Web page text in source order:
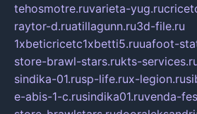
tehosmotre.ruvarieta-yug.ru
raytor-d.ruatillagunn.ru3d-file.ru
1xbeticricetc1xbetti5.ruuafoot-
store-brawl-stars.rukts-
sindika-01.rusp-life.rux-legion.ru
e-abis-1-c.rusindika01.ruvenda-